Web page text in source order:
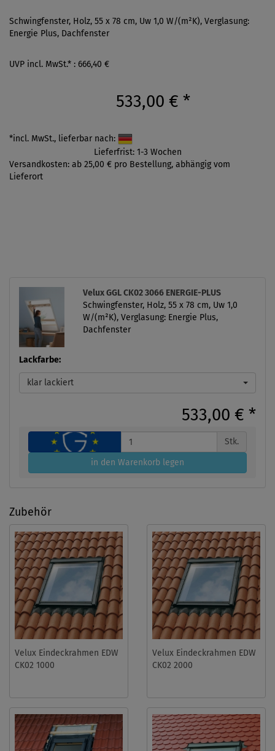
Schwingfenster, Holz, 55 x 78 cm, Uw 1,0 W/(m²K), Verglasung:
Energie Plus, Dachfenster
UVP incl. MwSt.* : 666,40 €
533,00 € *
*incl. MwSt., lieferbar nach:
Lieferfrist: 1-3 Wochen
Versandkosten: ab 25,00 € pro Bestellung, abhängig vom
Lieferort
Velux GGL CK02 3066 ENERGIE-PLUS
Schwingfenster, Holz, 55 x 78 cm, Uw 1,0
W/(m²K), Verglasung: Energie Plus,
Dachfenster
Lackfarbe:
klar lackiert
533,00 € *
Stk.
in den Warenkorb legen
Zubehör
Velux Eindeckrahmen EDW
CK02 1000
Velux Eindeckrahmen EDW
CK02 2000